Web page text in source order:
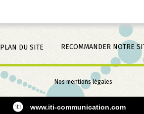
PLAN DU SITE RECOMMANDER NOTRE
Aller
au
Nos mentions légales
www.iti-communication.com